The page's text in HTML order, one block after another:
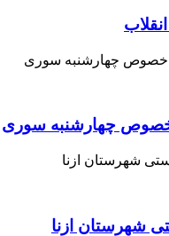
خصوص چهارشنبه ‌سوری
شهرستان ازنا